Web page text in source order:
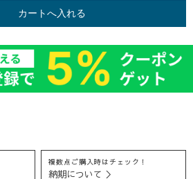
で、気にいるも
のがなかなかな
もよく着ていた
けれど、すぐに
出現する、憎き
の物を作りたく
て、着痩せして
・・・ 🌿着用リ
クエスト🌿
・・・・・・・
に、気になるあ
れやこれや色々
カートへ入れる
複数点ご購入時はチェック！
納期について ＞